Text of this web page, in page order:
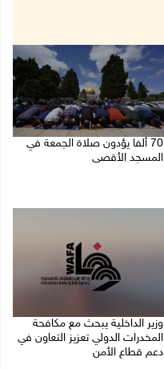
70 ألفا يؤدون صلاة الجمعة في
المسجد الأقصى
وزير الداخلية يبحث مع مكافحة
المخدرات الدولي تعزيز التعاون في
دعم قطاع الأمن